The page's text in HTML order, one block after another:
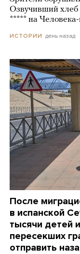
Озвучивший хлеб
***** на
ИСТОРИИ день назад
После
в испанской
тысячи детей
пересекших
отправить